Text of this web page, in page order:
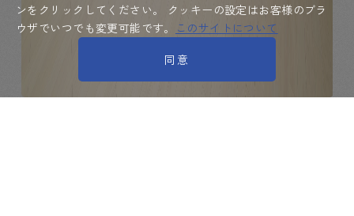
ンをクリックしてください。
クッキーの設定はお客様のブラ
ウザでいつでも変更可能です。
このサイトについて
同意